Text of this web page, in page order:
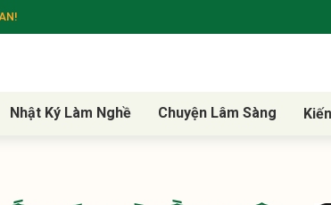
Nhật Ký Làm Nghề Chuyện Lâm Sàng